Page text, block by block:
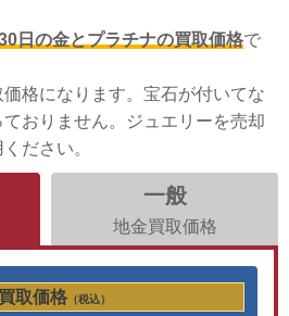
日の金とプラチナの買取価格で
格になります。宝石が付いてな
おりません。ジュエリーを売却
ださい。
一般
地金買取価格
取価格 （税込）